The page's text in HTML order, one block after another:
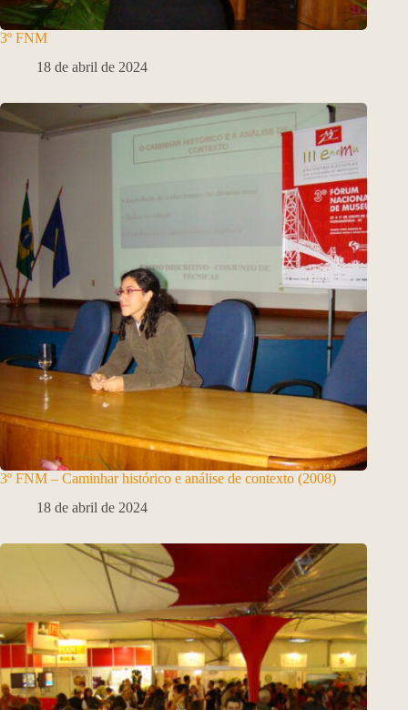
3º FNM
18 de abril de 2024
3º FNM – Caminhar histórico e análise de contexto (2008)
18 de abril de 2024